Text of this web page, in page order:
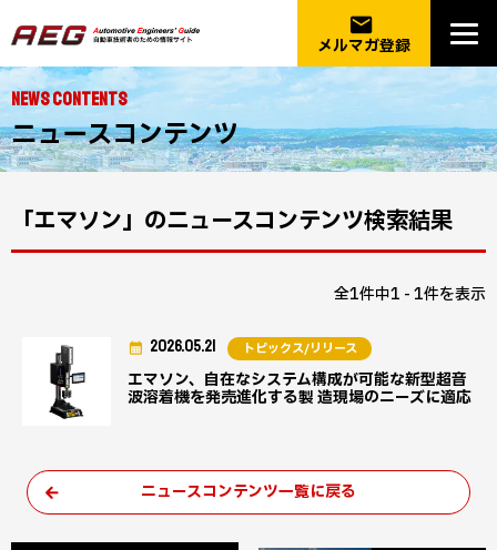
email
メルマガ登録
NEWS CONTENTS
ニュースコンテンツ
「エマソン」のニュースコンテンツ検索結果
全1件中1 - 1件を表示
エマソン、自在なシステム構成が可能な新型超音
波溶着機を発売進化する製 造現場のニーズに適応
2026.05.21 トピックス/リリース
ニュースコンテンツ一覧に戻る